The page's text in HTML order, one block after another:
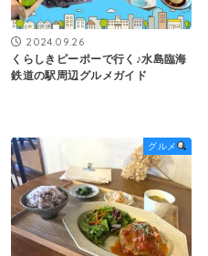
2024.09.26
くらしきピーポーで行く♪水島臨海
鉄道の駅周辺グルメガイド
グルメ